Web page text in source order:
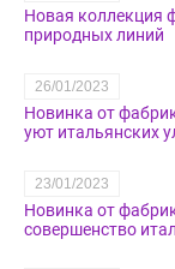
Новая коллекция
природных линий
26/01/2023
Новинка от
уют итальянских
23/01/2023
Новинка от
совершенство